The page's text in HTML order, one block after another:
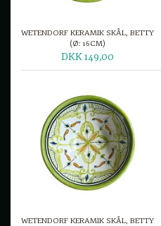
WETENDORF KERAMIK SKÅL, BETTY
(Ø: 16CM)
DKK 149,00
WETENDORF KERAMIK SKÅL, BETTY